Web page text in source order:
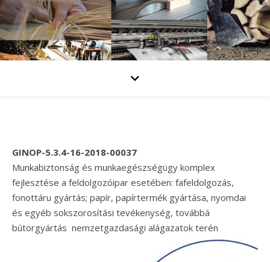
GINOP-5.3.4-16-2018-00037
Munkabiztonság és munkaegészségügy komplex
fejlesztése a feldolgozóipar esetében: fafeldolgozás,
fonottáru gyártás; papír, papírtermék gyártása, nyomdai
és egyéb sokszorosítási tevékenység, továbbá
bútorgyártás nemzetgazdasági alágazatok terén